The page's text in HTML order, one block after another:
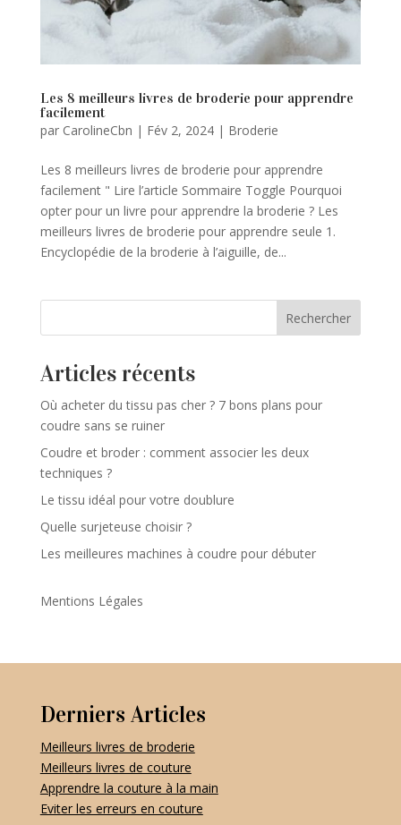
Les 8 meilleurs livres de broderie pour apprendre
facilement
par CarolineCbn | Fév 2, 2024| Broderie
Les 8 meilleurs livres de broderie pour apprendre
facilement " Lire l’article Sommaire Toggle Pourquoi
opter pour un livre pour apprendre la broderie ? Les
meilleurs livres de broderie pour apprendre seule 1.
Encyclopédie de la broderie à l’aiguille, de...
Rechercher
Articles récents
Où acheter du tissu pas cher ? 7 bons plans pour
coudre sans se ruiner
Coudre et broder : comment associer les deux
techniques ?
Le tissu idéal pour votre doublure
Quelle surjeteuse choisir ?
Les meilleures machines à coudre pour débuter
Mentions Légales
Derniers Articles
Meilleurs livres de broderie
Meilleurs livres de couture
Apprendre la couture à la main
Eviter les erreurs en couture